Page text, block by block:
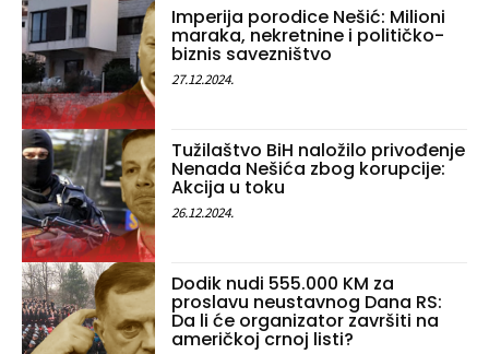
Imperija porodice Nešić: Milioni
maraka, nekretnine i političko-
biznis savezništvo
27.12.2024.
Tužilaštvo BiH naložilo privođenje
Nenada Nešića zbog korupcije:
Akcija u toku
26.12.2024.
Dodik nudi 555.000 KM za
proslavu neustavnog Dana RS:
Da li će organizator završiti na
američkoj crnoj listi?